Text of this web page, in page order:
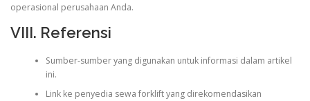
operasional perusahaan Anda.
VIII. Referensi
Sumber-sumber yang digunakan untuk informasi dalam artikel
ini.
Link ke penyedia sewa forklift yang direkomendasikan